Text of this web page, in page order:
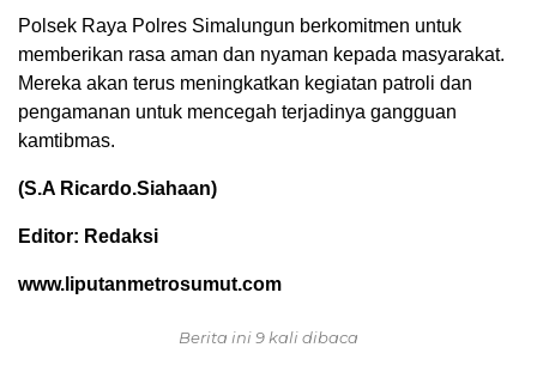
Polsek Raya Polres Simalungun berkomitmen untuk
memberikan rasa aman dan nyaman kepada masyarakat.
Mereka akan terus meningkatkan kegiatan patroli dan
pengamanan untuk mencegah terjadinya gangguan
kamtibmas.
(S.A Ricardo.Siahaan)
Editor: Redaksi
www.liputanmetrosumut.com
Berita ini 9 kali dibaca